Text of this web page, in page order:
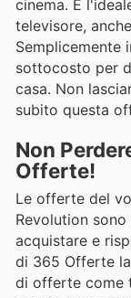
cinema. È
televisore,
Semplicemente
sottocosto per
casa. Non
subito questa
Non
Offerte!
Le offerte del
Revolution
acquistare e
di 365 Offerte
di offerte come